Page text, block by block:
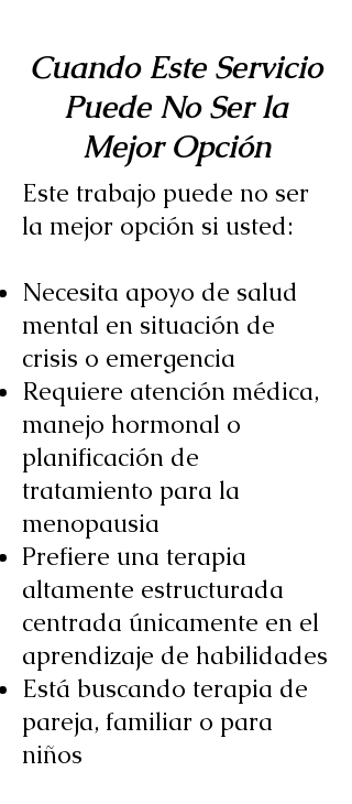
Cuando Este Servicio
Puede No Ser la
Mejor Opción
Este trabajo puede no ser
la mejor opción si usted:
Necesita apoyo de salud
mental en situación de
crisis o emergencia
Requiere atención médica,
manejo hormonal o
planificación de
tratamiento para la
menopausia
Prefiere una terapia
altamente estructurada
centrada únicamente en el
aprendizaje de habilidades
Está buscando terapia de
pareja, familiar o para
niños